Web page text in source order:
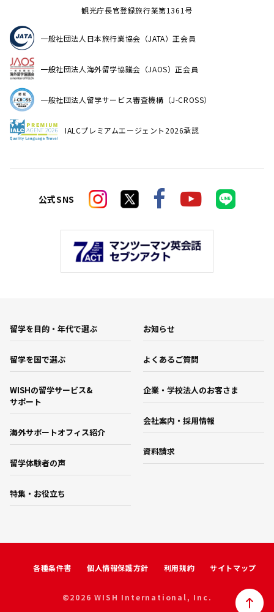
観光庁長官登録旅行業第1361号
一般社団法人日本旅行業協会（JATA）正会員
一般社団法人海外留学協議会（JAOS）正会員
一般社団法人留学サービス審査機構（J-CROSS）
IALCプレミアムエージェント2026承認
公式SNS
留学を目的・年代で選ぶ
留学を国で選ぶ
WISHの留学サービス&
サポート
海外サポートオフィス紹介
留学体験者の声
特集・お役立ち
お知らせ
よくあるご質問
企業・学校法人のお客さま
会社案内・採用情報
資料請求
各種条件書 個人情報保護方針 利用規約 サイトマップ
©2026 WISH International, Inc.